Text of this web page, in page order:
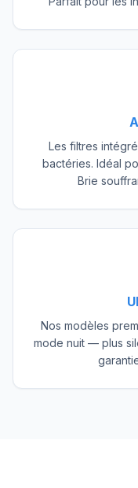
Les filtres
bactéries. Idéal
Brie
Nos modèles
mode nuit — plus